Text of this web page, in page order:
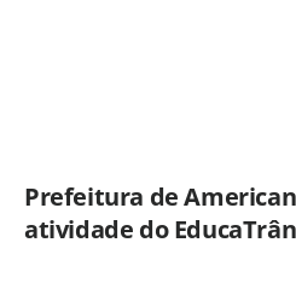
Prefeitura de
atividade do